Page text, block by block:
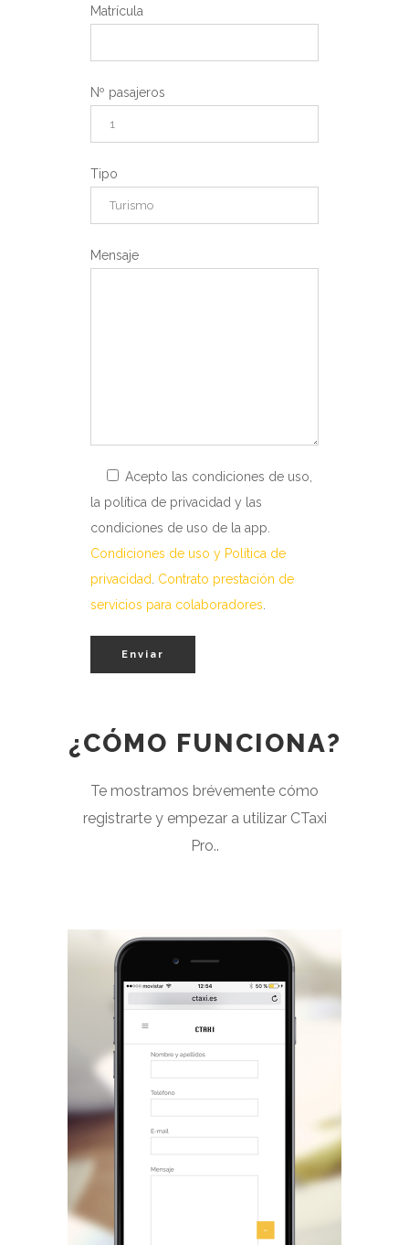
Matrícula
Nº pasajeros
Tipo
Mensaje
Acepto las condiciones de uso,
la política de privacidad y las
condiciones de uso de la app.
Condiciones de uso y Política de
privacidad
Contrato prestación de
servicios para colaboradores
¿CÓMO FUNCIONA?
Te mostramos brévemente cómo
registrarte y empezar a utilizar CTaxi
Pro..